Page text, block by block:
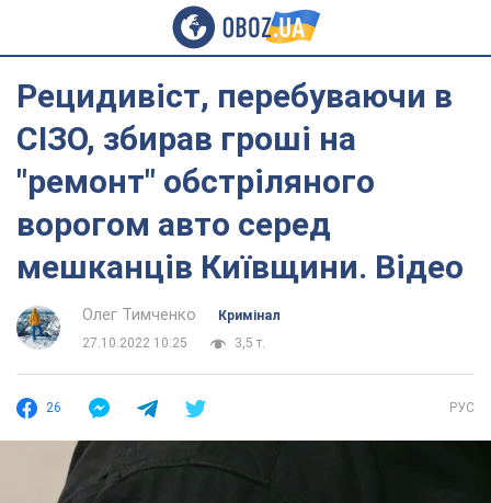
Рецидивіст, перебуваючи в
СІЗО, збирав гроші на
"ремонт" обстріляного
ворогом авто серед
мешканців Київщини. Відео
Олег Тимченко
Кримінал
27.10.2022 10:25
3,5 т.
26 РУС